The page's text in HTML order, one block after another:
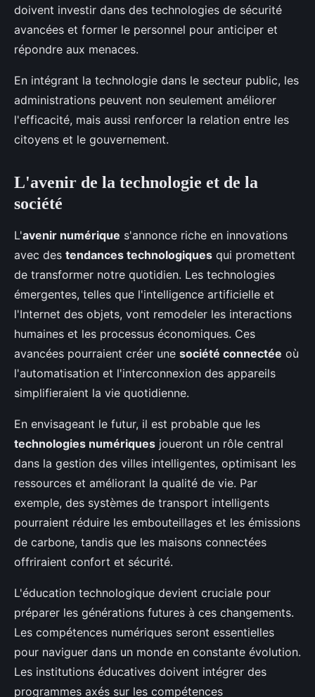
doivent investir dans des technologies de sécurité
avancées et former le personnel pour anticiper et
répondre aux menaces.
En intégrant la technologie dans le secteur public, les
administrations peuvent non seulement améliorer
l'efficacité, mais aussi renforcer la relation entre les
citoyens et le gouvernement.
L'avenir de la technologie et de la
société
L'avenir numérique s'annonce riche en innovations
avec des tendances technologiques qui promettent
de transformer notre quotidien. Les technologies
émergentes, telles que l'intelligence artificielle et
l'Internet des objets, vont remodeler les interactions
humaines et les processus économiques. Ces
avancées pourraient créer une société connectée où
l'automatisation et l'interconnexion des appareils
simplifieraient la vie quotidienne.
En envisageant le futur, il est probable que les
technologies numériques joueront un rôle central
dans la gestion des villes intelligentes, optimisant les
ressources et améliorant la qualité de vie. Par
exemple, des systèmes de transport intelligents
pourraient réduire les embouteillages et les émissions
de carbone, tandis que les maisons connectées
offriraient confort et sécurité.
L'éducation technologique devient cruciale pour
préparer les générations futures à ces changements.
Les compétences numériques seront essentielles
pour naviguer dans un monde en constante évolution.
Les institutions éducatives doivent intégrer des
programmes axés sur les compétences